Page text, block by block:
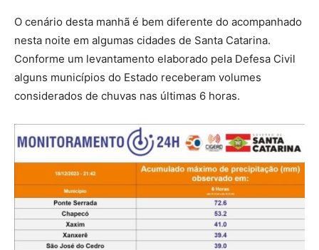
O cenário desta manhã é bem diferente do acompanhado
nesta noite em algumas cidades de Santa Catarina.
Conforme um levantamento elaborado pela Defesa Civil
alguns municípios do Estado receberam volumes
considerados de chuvas nas últimas 6 horas.